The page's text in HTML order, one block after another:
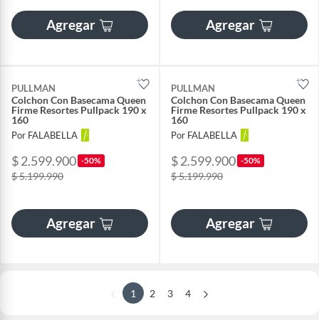
Agregar Agregar
PULLMAN
Colchon Con Basecama Queen
Firme Resortes Pullpack 190 x
160
Por FALABELLA
$ 2.599.900 -50%
$ 5.199.990
Agregar
PULLMAN
Colchon Con Basecama Queen
Firme Resortes Pullpack 190 x
160
Por FALABELLA
$ 2.599.900 -50%
$ 5.199.990
Agregar
1 2 3 4